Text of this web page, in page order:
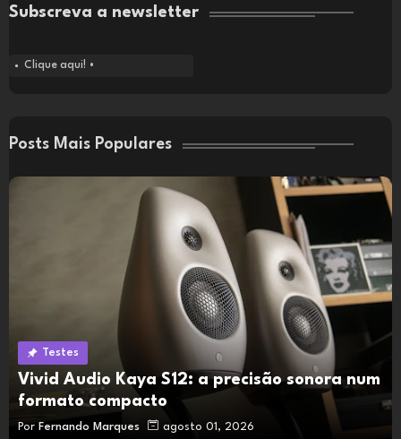
Subscreva a newsletter
Clique aqui! •
Posts Mais Populares
Testes
Vivid Audio Kaya S12: a precisão sonora num
formato compacto
Por Fernando Marques agosto 01, 2026